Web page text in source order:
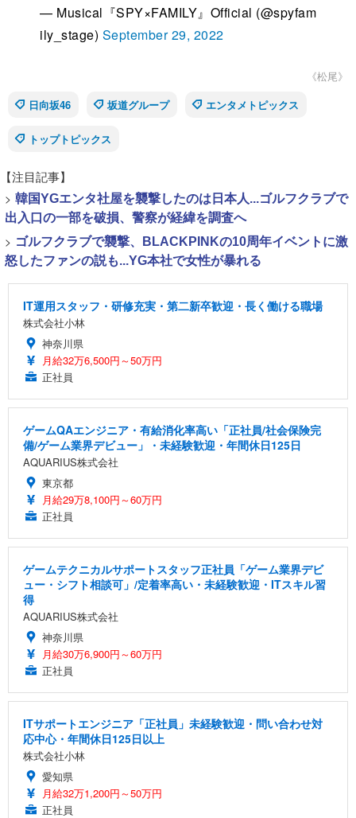
— Musical『SPY×FAMILY』Official (@spyfam
ily_stage) September 29, 2022
《松尾》
日向坂46
坂道グループ エンタメトピックス
トップトピックス
【注目記事】
> 韓国YGエンタ社屋を襲撃したのは日本人...ゴルフクラブで
出入口の一部を破損、警察が経緯を調査へ
> ゴルフクラブで襲撃、BLACKPINKの10周年イベントに激
怒したファンの説も...YG本社で女性が暴れる
IT運用スタッフ・研修充実・第二新卒歓迎・長く働ける職場
株式会社小林
神奈川県
月給32万6,500円～50万円
正社員
ゲームQAエンジニア・有給消化率高い「正社員/社会保険完
備/ゲーム業界デビュー」・未経験歓迎・年間休日125日
AQUARIUS株式会社
東京都
月給29万8,100円～60万円
正社員
ゲームテクニカルサポートスタッフ正社員「ゲーム業界デビ
ュー・シフト相談可」/定着率高い・未経験歓迎・ITスキル習
得
AQUARIUS株式会社
神奈川県
月給30万6,900円～60万円
正社員
ITサポートエンジニア「正社員」未経験歓迎・問い合わせ対
応中心・年間休日125日以上
株式会社小林
愛知県
月給32万1,200円～50万円
正社員